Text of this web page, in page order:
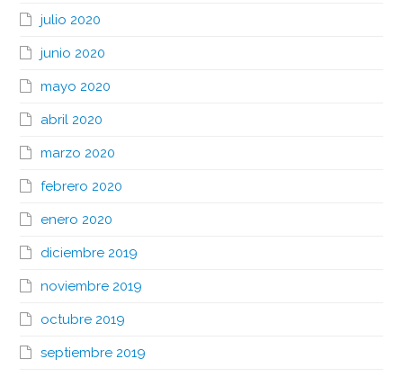
julio 2020
junio 2020
mayo 2020
abril 2020
marzo 2020
febrero 2020
enero 2020
diciembre 2019
noviembre 2019
octubre 2019
septiembre 2019